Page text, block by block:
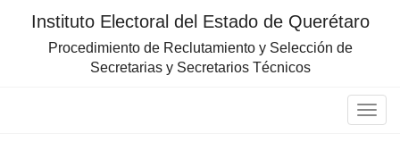
Instituto Electoral del Estado de Querétaro
Procedimiento de Reclutamiento y Selección de
Secretarias y Secretarios Técnicos